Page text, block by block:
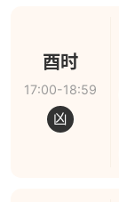
酉时
17:00-18:59
凶